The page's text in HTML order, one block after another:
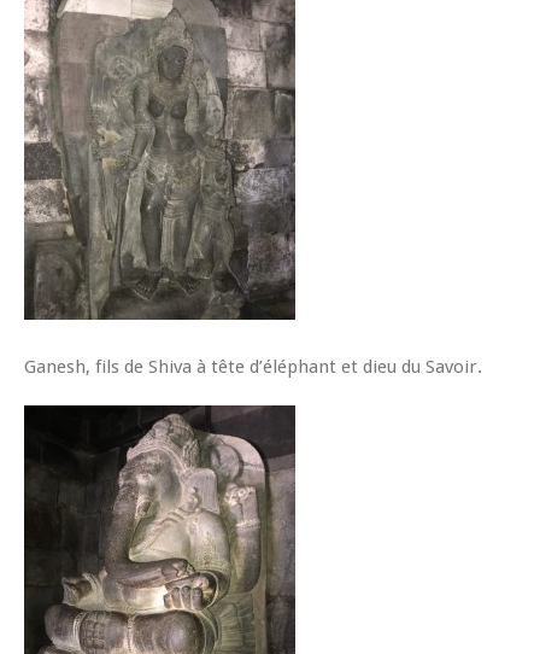
Ganesh, fils de Shiva à tête d’éléphant et dieu du Savoir.